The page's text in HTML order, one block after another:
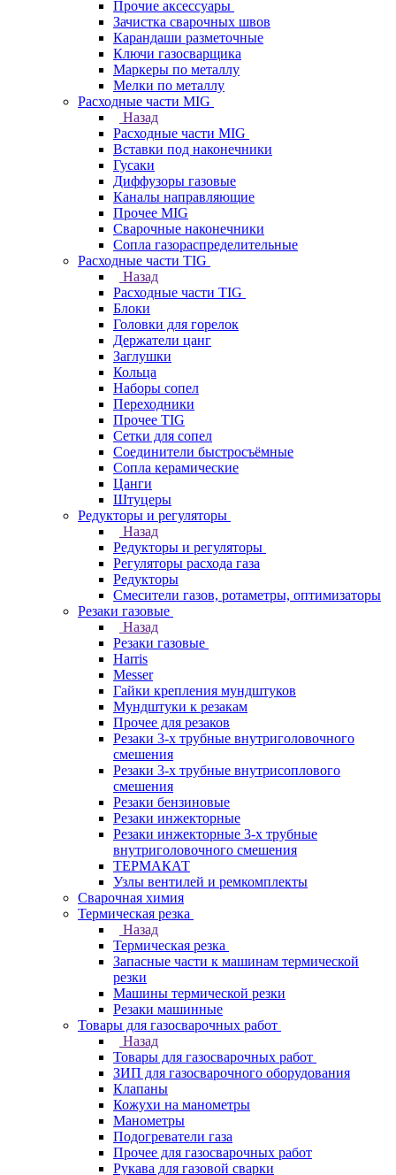
Прочие аксессуары
Зачистка сварочных швов
Карандаши разметочные
Ключи газосварщика
Маркеры по металлу
Мелки по металлу
Расходные части MIG
Назад
Расходные части MIG
Вставки под наконечники
Гусаки
Диффузоры газовые
Каналы направляющие
Прочее MIG
Сварочные наконечники
Сопла газораспределительные
Расходные части TIG
Назад
Расходные части TIG
Блоки
Головки для горелок
Держатели цанг
Заглушки
Кольца
Наборы сопел
Переходники
Прочее TIG
Сетки для сопел
Соединители быстросъёмные
Сопла керамические
Цанги
Штуцеры
Редукторы и регуляторы
Назад
Редукторы и регуляторы
Регуляторы расхода газа
Редукторы
Смесители газов, ротаметры, оптимизаторы
Резаки газовые
Назад
Резаки газовые
Harris
Messer
Гайки крепления мундштуков
Мундштуки к резакам
Прочее для резаков
Резаки 3-х трубные внутриголовочного
смешения
Резаки 3-х трубные внутрисоплового
смешения
Резаки бензиновые
Резаки инжекторные
Резаки инжекторные 3-х трубные
внутриголовочного смешения
ТЕРМАКАТ
Узлы вентилей и ремкомплекты
Сварочная химия
Термическая резка
Назад
Термическая резка
Запасные части к машинам термической
резки
Машины термической резки
Резаки машинные
Товары для газосварочных работ
Назад
Товары для газосварочных работ
ЗИП для газосварочного оборудования
Клапаны
Кожухи на манометры
Манометры
Подогреватели газа
Прочее для газосварочных работ
Рукава для газовой сварки